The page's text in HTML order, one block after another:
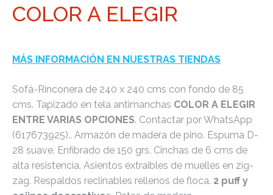
COLOR A ELEGIR
MÁS INFORMACIÓN EN NUESTRAS TIENDAS
Sofá-Rinconera de 240 x 240 cms con fondo de 85
cms. Tapizado en tela antimanchas COLOR A ELEGIR
ENTRE VARIAS OPCIONES. Contactar por WhatsApp
(617673925).. Armazón de madera de pino. Espuma D-
28 suave. Enfibrado de 150 grs. Cinchas de 6 cms de
alta resistencia. Asientos extraibles de muelles en zig-
zag. Respaldos reclinables rellenos de floca. 2 puff y